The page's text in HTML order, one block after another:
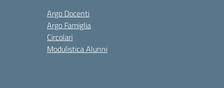
Argo Docenti
Argo Famiglia
Circolari
Modulistica Alunni